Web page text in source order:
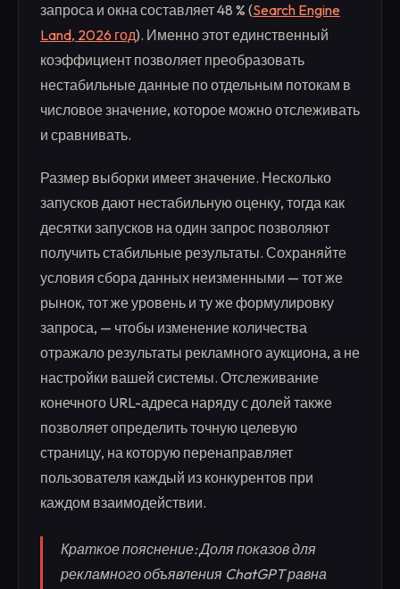
запроса и окна составляет 48 % (Search Engine
Land, 2026 год). Именно этот единственный
коэффициент позволяет преобразовать
нестабильные данные по отдельным потокам в
числовое значение, которое можно отслеживать
и сравнивать.
Размер выборки имеет значение. Несколько
запусков дают нестабильную оценку, тогда как
десятки запусков на один запрос позволяют
получить стабильные результаты. Сохраняйте
условия сбора данных неизменными — тот же
рынок, тот же уровень и ту же формулировку
запроса, — чтобы изменение количества
отражало результаты рекламного аукциона, а не
настройки вашей системы. Отслеживание
конечного URL-адреса наряду с долей также
позволяет определить точную целевую
страницу, на которую перенаправляет
пользователя каждый из конкурентов при
каждом взаимодействии.
Краткое пояснение: Доля показов для
рекламного объявления ChatGPT равна